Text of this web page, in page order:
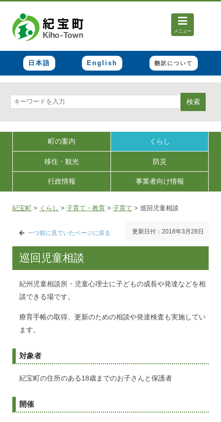
メニュー
日本語 English 翻訳について
検索
町の案内 くらし
移住・観光 防災
行政情報 事業者向け情報
紀宝町 > くらし > 子育て・教育 > 子育て > 巡回児童相談
一つ前に見ていたページに戻る 更新日付：2018年3月28日
巡回児童相談
紀州児童相談所・児童心理士に子どもの成長や発達などを相
談できる場です。
療育手帳の取得、更新のための相談や発達検査も実施してい
ます。
対象者
紀宝町の住所のある18歳までのお子さんと保護者
開催